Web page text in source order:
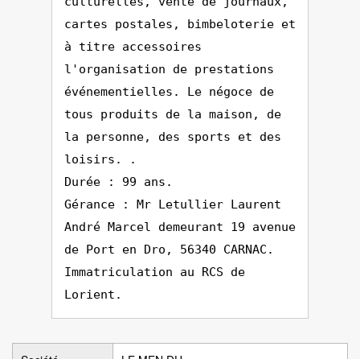
cartes postales, bimbeloterie et
à titre accessoires
l'organisation de prestations
événementielles. Le négoce de
tous produits de la maison, de
la personne, des sports et des
loisirs. .
Durée : 99 ans.
Gérance : Mr Letullier Laurent
André Marcel demeurant 19 avenue
de Port en Dro, 56340 CARNAC.
Immatriculation au RCS de
Lorient.